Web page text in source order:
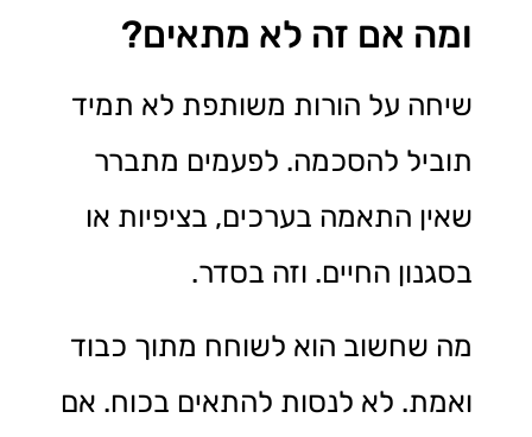
ומה אם זה לא מתאים?
שיחה על הורות משותפת לא תמיד
תוביל להסכמה. לפעמים מתברר
שאין התאמה בערכים, בציפיות או
בסגנון החיים. וזה בסדר.
מה שחשוב הוא לשוחח מתוך כבוד
ואמת. לא לנסות להתאים בכוח. אם